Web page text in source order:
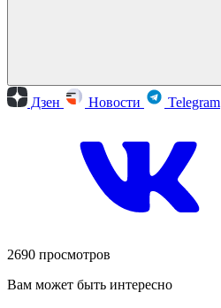
Дзен Новости Telegram
2690 просмотров
Вам может быть интересно